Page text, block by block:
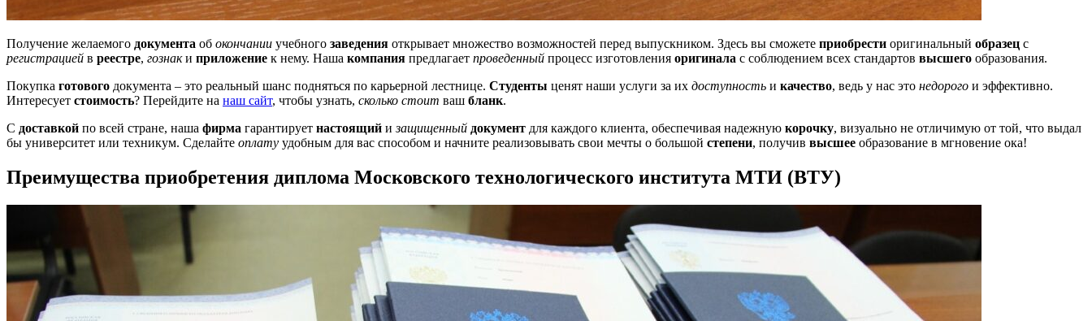
Получение желаемого документа об окончании учебного заведения открывает множество возможностей перед выпускником. Здесь вы сможете приобрести оригинальный образец с
регистрацией в реестре, гознаки приложение к нему. Наша компания предлагает проведенный процесс изготовления оригинала с соблюдением всех стандартов высшего образования.
Покупка готового документа – это реальный шанс подняться по карьерной лестнице. Студенты ценят наши услуги за их доступность и качество, ведь у нас это недорого и эффективно.
Интересует стоимость? Перейдите на наш сайт, чтобы узнать, сколько стоит ваш бланк.
С доставкой по всей стране, наша фирма гарантирует настоящий изащищенный документ для каждого клиента, обеспечивая надежную корочку, визуально не отличимую от той, что выдал
бы университет или техникум. Сделайте оплату удобным для вас способом и начните реализовывать свои мечты о большой степени, получив высшее образование в мгновение ока!
Преимущества приобретения диплома Московского технологического института МТИ (ВТУ)